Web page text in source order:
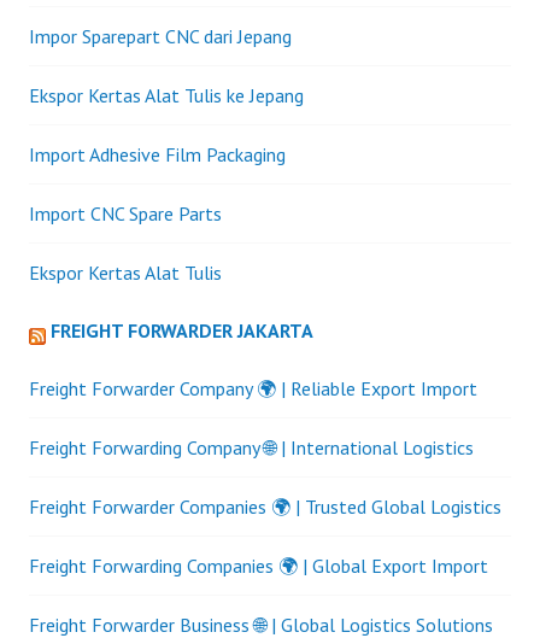
Impor Sparepart CNC dari Jepang
Ekspor Kertas Alat Tulis ke Jepang
Import Adhesive Film Packaging
Import CNC Spare Parts
Ekspor Kertas Alat Tulis
FREIGHT FORWARDER JAKARTA
Freight Forwarder Company 🌍 | Reliable Export Import
Freight Forwarding Company 🌐 | International Logistics
Freight Forwarder Companies 🌍 | Trusted Global Logistics
Freight Forwarding Companies 🌍 | Global Export Import
Freight Forwarder Business 🌐 | Global Logistics Solutions